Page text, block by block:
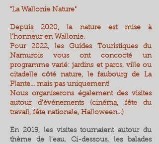
"La Wallonie Nature"
Depuis 2020, la nature est mise à
l'honneur en Wallonie.
Pour 2022, les Guides Touristiques du
Namurois vous ont concocté un
programme varié: jardins et parcs, ville ou
citadelle côté nature, le faubourg de La
Plante... mais pas uniquement!
Nous organiserons également des visites
autour d'événements (cinéma, fête du
travail, fête nationale, Halloween...)
En 2019, les visites tournaient autour du
thème de l'eau. Ci-dessous, les balades